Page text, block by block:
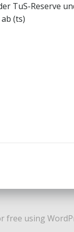
TuS-Reserve
(ts)
free using